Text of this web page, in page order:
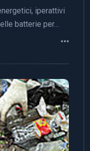
iperattivi
batterie per…